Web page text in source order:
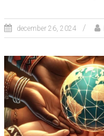
T
december 26, 2024